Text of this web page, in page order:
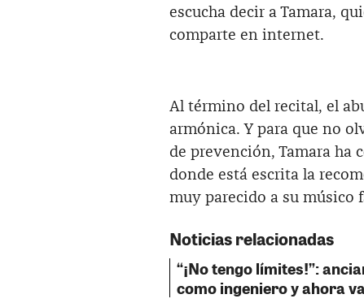
escucha decir a Tamara,
comparte en internet.
Al término del recital, el
armónica. Y para que no
de prevención, Tamara ha
donde está escrita la
muy parecido a su músico
Noticias relacionadas
“¡No tengo límites!”:
como ingeniero y ahora